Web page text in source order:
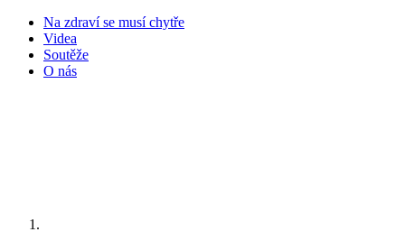
Na zdraví se musí chytře
Videa
Soutěže
O nás